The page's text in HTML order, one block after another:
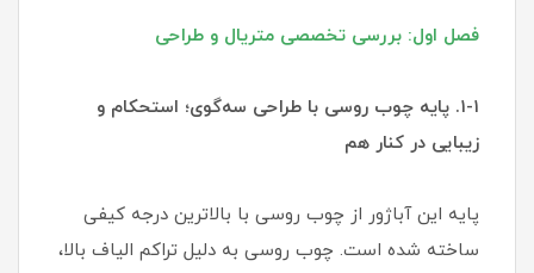
فصل اول: بررسی تخصصی متریال و طراحی
۱-۱. پایه چوب روسی با طراحی سه‌گوی؛ استحکام و
زیبایی در کنار هم
پایه این آباژور از چوب روسی با بالاترین درجه کیفی
ساخته شده است. چوب روسی به دلیل تراکم الیاف بالا،